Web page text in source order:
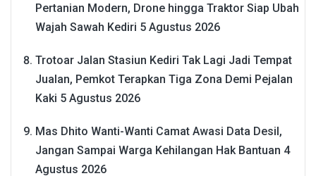
Pertanian Modern, Drone hingga Traktor Siap Ubah
Wajah Sawah Kediri 5 Agustus 2026
Trotoar Jalan Stasiun Kediri Tak Lagi Jadi Tempat
Jualan, Pemkot Terapkan Tiga Zona Demi Pejalan
Kaki 5 Agustus 2026
Mas Dhito Wanti-Wanti Camat Awasi Data Desil,
Jangan Sampai Warga Kehilangan Hak Bantuan 4
Agustus 2026